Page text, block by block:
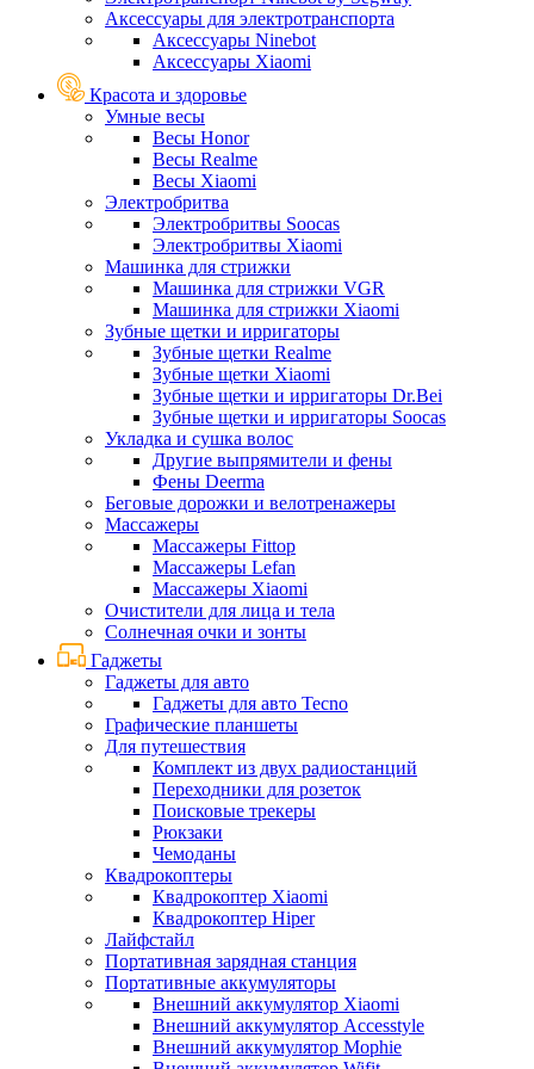
Аксессуары для электротранспорта
Аксессуары Ninebot
Аксессуары Xiaomi
Красота и здоровье
Умные весы
Весы Honor
Весы Realme
Весы Xiaomi
Электробритва
Электробритвы Soocas
Электробритвы Xiaomi
Машинка для стрижки
Машинка для стрижки VGR
Машинка для стрижки Xiaomi
Зубные щетки и ирригаторы
Зубные щетки Realme
Зубные щетки Xiaomi
Зубные щетки и ирригаторы Dr.Bei
Зубные щетки и ирригаторы Soocas
Укладка и сушка волос
Другие выпрямители и фены
Фены Deerma
Беговые дорожки и велотренажеры
Массажеры
Массажеры Fittop
Массажеры Lefan
Массажеры Xiaomi
Очистители для лица и тела
Солнечная очки и зонты
Гаджеты
Гаджеты для авто
Гаджеты для авто Tecno
Графические планшеты
Для путешествия
Комплект из двух радиостанций
Переходники для розеток
Поисковые трекеры
Рюкзаки
Чемоданы
Квадрокоптеры
Квадрокоптер Xiaomi
Квадрокоптер Hiper
Лайфстайл
Портативная зарядная станция
Портативные аккумуляторы
Внешний аккумулятор Xiaomi
Внешний аккумулятор Accesstyle
Внешний аккумулятор Mophie